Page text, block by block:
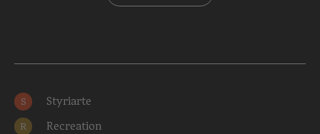
S Styriarte
R Recreation